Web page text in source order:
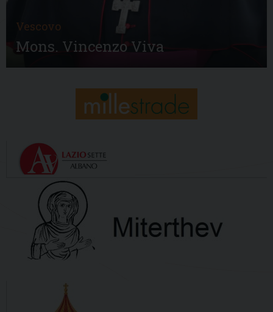
Vescovo
Mons. Vincenzo Viva